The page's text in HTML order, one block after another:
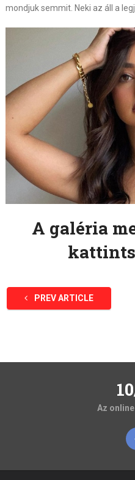
mondjuk semmit. Neki az áll a
A galéria
PREV ARTICLE
Az